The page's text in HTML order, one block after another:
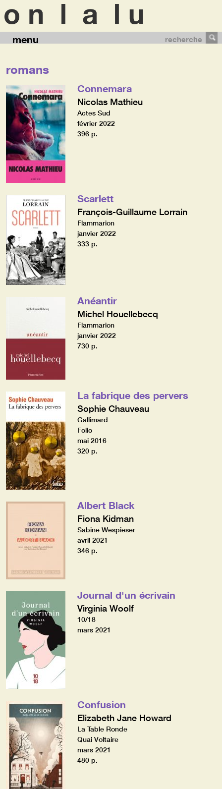
menu recherche
romans
Connemara
Nicolas Mathieu
Actes Sud
février 2022
396 p.
Scarlett
François-Guillaume Lorrain
Flammarion
janvier 2022
333 p.
Anéantir
Michel Houellebecq
Flammarion
janvier 2022
730 p.
La fabrique des pervers
Sophie Chauveau
Gallimard
Folio
mai 2016
320 p.
Albert Black
Fiona Kidman
Sabine Wespieser
avril 2021
346 p.
Journal d'un écrivain
Virginia Woolf
10/18
mars 2021
Confusion
Elizabeth Jane Howard
La Table Ronde
Quai Voltaire
mars 2021
480 p.